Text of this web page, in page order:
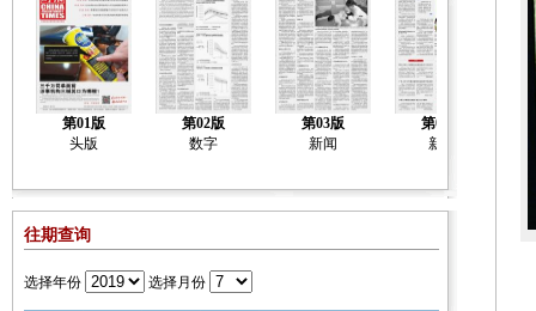
第01版
头版
第02版
数字
第03版
新闻
第04版
新闻
往期查询
选择年份 选择月份